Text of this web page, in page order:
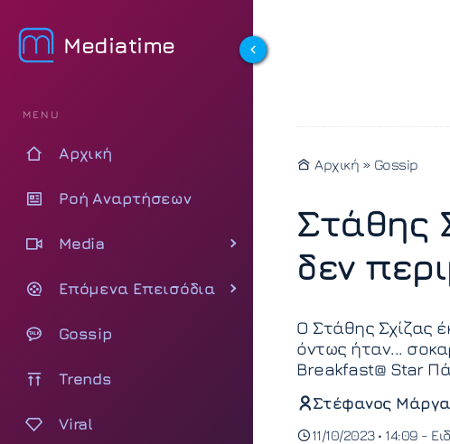
Mediatime
MENU
Αρχική
Ροή Αναρτήσεων
Media
Επόμενα Επεισόδια
Gossip
Trends
Viral
Αρχική » Gossip
Στάθης
δεν
Ο Στάθης Σχίζας
όντως ήταν...
Breakfast@ Star
Στέφανος
11/10/2023 • 14:09 -